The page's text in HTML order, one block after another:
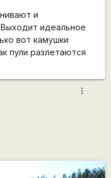
и
идеальное
вот камушки
пули разлетаются
more_vert